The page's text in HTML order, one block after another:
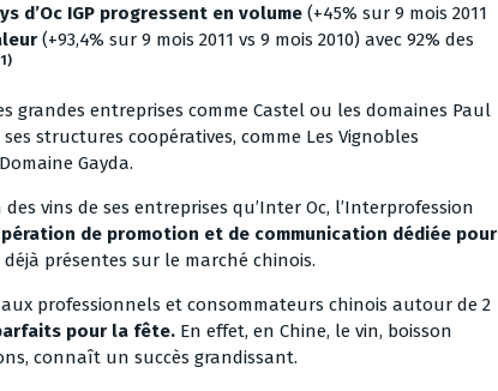
d’Oc IGP progressent en volume (+45% sur 9 mois 2011
(+93,4% sur 9 mois 2011 vs 9 mois 2010) avec 92% des
grandes entreprises comme Castel ou les domaines Paul
structures coopératives, comme Les Vignobles
Gayda.
vins de ses entreprises qu’Inter Oc, l’Interprofession
de promotion et de communication dédiée pour
déjà présentes sur le marché chinois.
aux professionnels et consommateurs chinois autour de 2
pour la fête. En effet, en Chine, le vin, boisson
connaît un succès grandissant.